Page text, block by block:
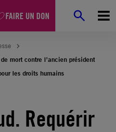
FAIRE UN DON
mort contre l’ancien président
les droits humains
Requérir